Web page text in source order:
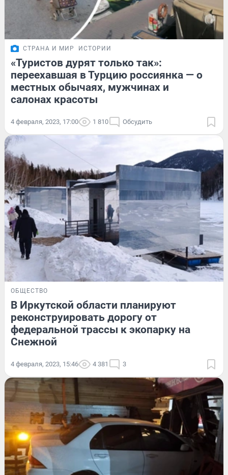
СТРАНА И МИР ИСТОРИИ
«Туристов дурят только так»:
переехавшая в Турцию россиянка — о
местных обычаях, мужчинах и
салонах красоты
4 февраля, 2023, 17:00 1 810 Обсудить
ОБЩЕСТВО
В Иркутской области планируют
реконструировать дорогу от
федеральной трассы к экопарку на
Снежной
4 февраля, 2023, 15:46 4 381 3